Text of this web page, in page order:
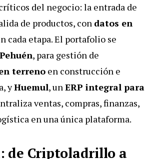
del negocio: la entrada de
de productos, con datos en
cada etapa. El portafolio se
Pehuén, para gestión de
terreno en construcción e
yHuemul, unERP integral para
ventas, compras, finanzas,
en una única plataforma.
de Criptoladrillo a